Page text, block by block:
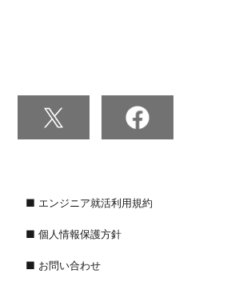
■ エンジニア就活利用規約
■ 個人情報保護方針
■ お問い合わせ